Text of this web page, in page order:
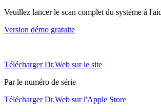
Veuillez lancer le scan complet du système à
Version démo gratuite
Télécharger Dr.Web sur le site
Par le numéro de série
Télécharger Dr.Web sur l'Apple Store